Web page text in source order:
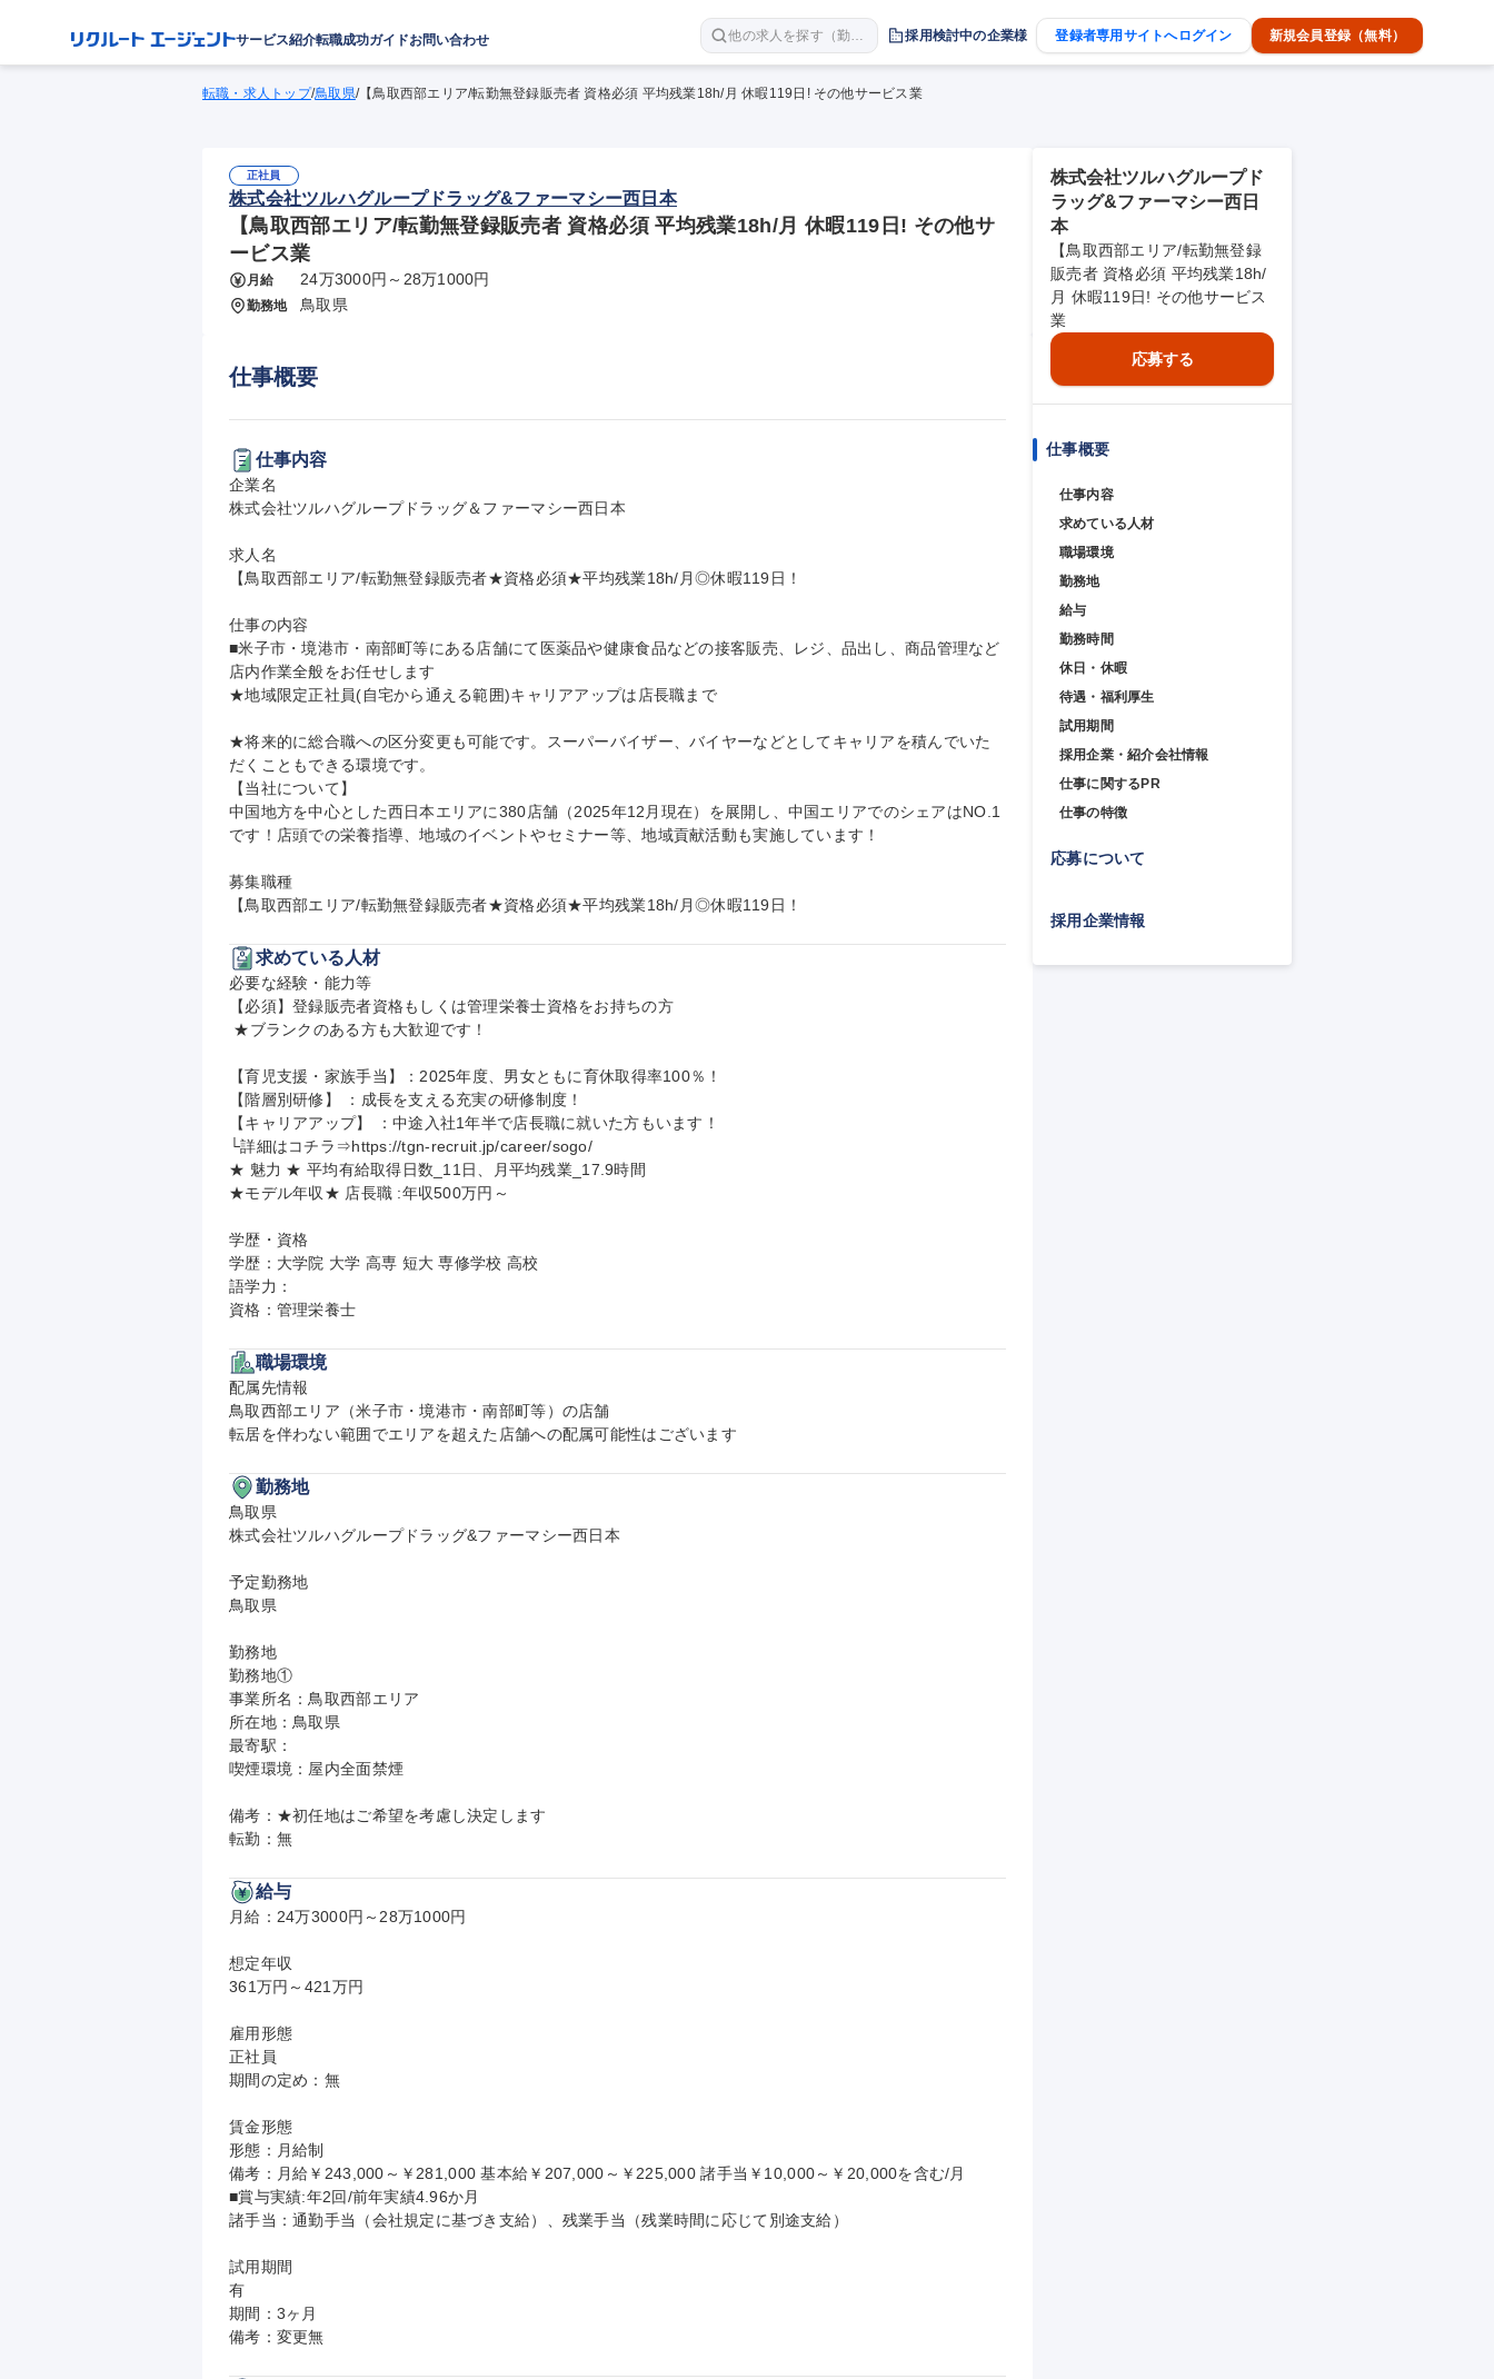
サービス紹介転職成功ガイドお問い合わせ
他の求人を探す（勤務
地 職種 年収など）
採用検討中の企業様 登録者専用サイトへログイン 新規会員登録（無料）
転職・求人トップ/鳥取県/【鳥取西部エリア/転勤無登録販売者 資格必須 平均残業18h/月 休暇119日! その他サービス業
正社員
株式会社ツルハグループドラッグ&ファーマシー西日本
【鳥取西部エリア/転勤無登録販売者 資格必須 平均残業18h/月 休暇119日! その他サ
ービス業
月給 24万3000円～28万1000円
勤務地 鳥取県
仕事概要
仕事内容
企業名
株式会社ツルハグループドラッグ＆ファーマシー西日本
求人名
【鳥取西部エリア/転勤無登録販売者★資格必須★平均残業18h/月◎休暇119日！
仕事の内容
■米子市・境港市・南部町等にある店舗にて医薬品や健康食品などの接客販売、レジ、品出し、商品管理など
店内作業全般をお任せします
★地域限定正社員(自宅から通える範囲)キャリアアップは店長職まで
★将来的に総合職への区分変更も可能です。スーパーバイザー、バイヤーなどとしてキャリアを積んでいた
だくこともできる環境です。
【当社について】
中国地方を中心とした西日本エリアに380店舗（2025年12月現在）を展開し、中国エリアでのシェアはNO.1
です！店頭での栄養指導、地域のイベントやセミナー等、地域貢献活動も実施しています！
募集職種
【鳥取西部エリア/転勤無登録販売者★資格必須★平均残業18h/月◎休暇119日！
求めている人材
必要な経験・能力等
【必須】登録販売者資格もしくは管理栄養士資格をお持ちの方
【育児支援・家族手当】：2025年度、男女ともに育休取得率100％！
【階層別研修】 ：成長を支える充実の研修制度！
【キャリアアップ】 ：中途入社1年半で店長職に就いた方もいます！
└詳細はコチラ⇒https://tgn-recruit.jp/career/sogo/
★ 魅力 ★ 平均有給取得日数_11日、月平均残業_17.9時間
★モデル年収★ 店長職 :年収500万円～
学歴・資格
学歴：大学院 大学 高専 短大 専修学校 高校
語学力：
資格：管理栄養士
職場環境
配属先情報
鳥取西部エリア（米子市・境港市・南部町等）の店舗
転居を伴わない範囲でエリアを超えた店舗への配属可能性はございます
勤務地
鳥取県
株式会社ツルハグループドラッグ&ファーマシー西日本
予定勤務地
鳥取県
勤務地
勤務地①
事業所名：鳥取西部エリア
所在地：鳥取県
最寄駅：
喫煙環境：屋内全面禁煙
備考：★初任地はご希望を考慮し決定します
転勤：無
給与
月給：24万3000円～28万1000円
想定年収
361万円～421万円
雇用形態
正社員
期間の定め：無
賃金形態
形態：月給制
備考：月給￥243,000～￥281,000 基本給￥207,000～￥225,000 諸手当￥10,000～￥20,000を含む/月
■賞与実績:年2回/前年実績4.96か月
諸手当：通勤手当（会社規定に基づき支給）、残業手当（残業時間に応じて別途支給）
試用期間
有
期間：3ヶ月
備考：変更無
株式会社ツルハグループド
ラッグ&ファーマシー西日
本
【鳥取西部エリア/転勤無登録
販売者 資格必須 平均残業18h/
月 休暇119日! その他サービス
業
応募する
仕事概要
仕事内容
求めている人材
職場環境
勤務地
給与
勤務時間
休日・休暇
待遇・福利厚生
試用期間
採用企業・紹介会社情報
仕事に関するPR
仕事の特徴
応募について
採用企業情報